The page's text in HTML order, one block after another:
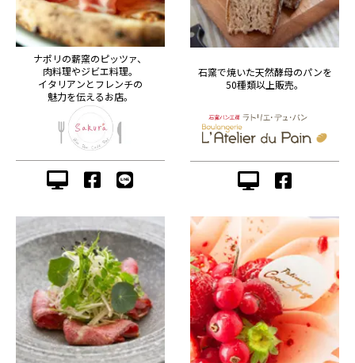
ナポリの薪窯のピッツァ、
肉料理やジビエ料理。
イタリアンとフレンチの
魅力を伝えるお店。
石窯で焼いた天然酵母のパンを
50種類以上販売。